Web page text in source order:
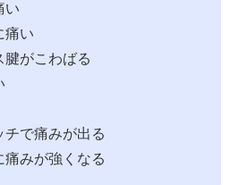
い
痛い
腱がこわばる
チで痛みが出る
痛みが強くなる